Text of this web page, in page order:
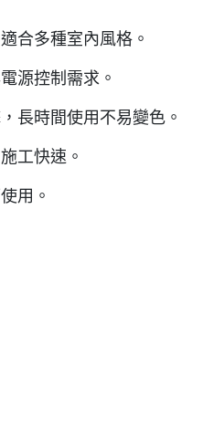
合多種室內風格。
源控制需求。
長時間使用不易變色。
工快速。
用。